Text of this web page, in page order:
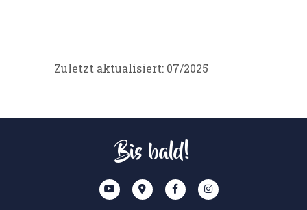
Zuletzt aktualisiert: 07/2025
Bis bald!